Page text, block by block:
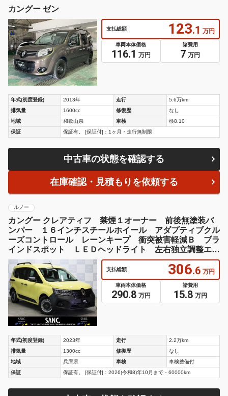
カングー ゼン
支払総額 123.1 万円
車両本体価格
116.1 万円
諸費用
7 万円
年式(初度登録) 2013年 走行
5.6万km
排気量
1600cc 修復歴
なし
地域
和歌山県 車検
検8.10
保証
保証有。 [保証付]：1ヶ月・走行無制限
中古車の状態を確認する
在庫確認・見積もりを依頼する
ルノー
カングー クレアティフ 禁煙１オーナー 前後無塗装バ
ンパー １６インチスチールホイール アダプティブクル
ーズコントロール レーンキープ 衝突被害軽減Ｂ ブラ
インドスポット ＬＥＤヘッドライト 左右独立調整エア
コン Ｂカメラ
支払総額 306.6 万円
車両本体価格
290.8 万円
諸費用
15.8 万円
年式(初度登録) 2023年 走行
2.2万km
排気量
1300cc 修復歴
なし
地域
兵庫県 車検
車検整備付
保証
保証有。 [保証付]：2026(令和8)年10月まで・60000km